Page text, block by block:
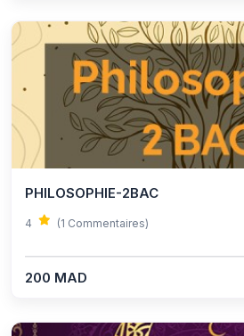
PHILOSOPHIE-2BAC
4 (1 Commentaires)
200 MAD